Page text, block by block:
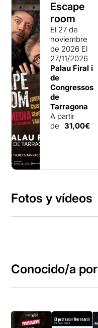
Escape
room
El 27 de
noviembre
de 2026 El
27/11/2026
Palau Firal i
de
Congressos
de
Tarragona
A partir
de 31,00€
Fotos y vídeos
Conocido/a por